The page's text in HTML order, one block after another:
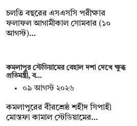
চলতি বছরের এসএসসি পরীক্ষার
ফলাফল আগামীকাল সোমবার (১০
আগস্ট)…
কমলাপুর স্টেডিয়ামের বেহাল দশা দেখে ক্ষুব্ধ
প্রতিমন্ত্রী, ব…
০৯ আগস্ট ২০২৬
কমলাপুরের বীরশ্রেষ্ঠ শহীদ সিপাহী
মোস্তফা কামাল স্টেডিয়ামের…